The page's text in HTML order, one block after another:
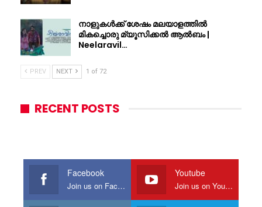
നാളുകൾക്ക് ശേഷം മലയാളത്തിൽ
മികച്ചൊരു മ്യൂസിക്കൽ ആൽബം |
Neelaravil…
PREV NEXT 1 of 72
RECENT POSTS
Facebook
Join us on Facebook
Youtube
Join us on Youtube